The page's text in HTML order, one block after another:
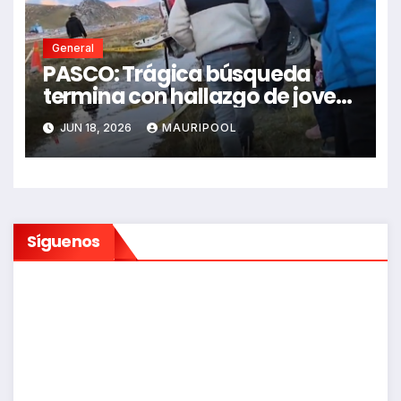
General
PASCO: Trágica búsqueda
termina con hallazgo de joven
sin vida en Rancas
JUN 18, 2026 MAURIPOOL
Síguenos